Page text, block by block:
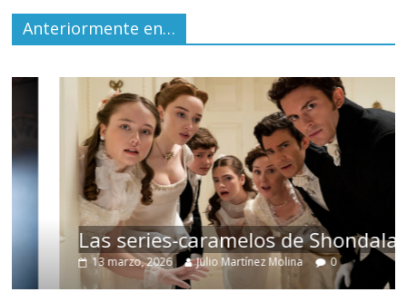
Anteriormente en…
Las series-caramelos de Shondaland
13 marzo, 2026 Julio Martínez Molina 0